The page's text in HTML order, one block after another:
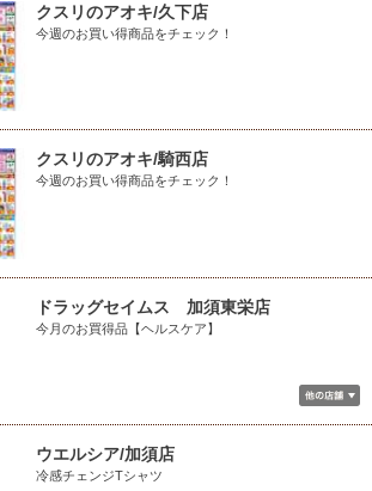
クスリのアオキ/久下店
今週のお買い得商品をチェック！
クスリのアオキ/騎西店
今週のお買い得商品をチェック！
ドラッグセイムス 加須東栄店
今月のお買得品【ヘルスケア】
ウエルシア/加須店
冷感チェンジTシャツ